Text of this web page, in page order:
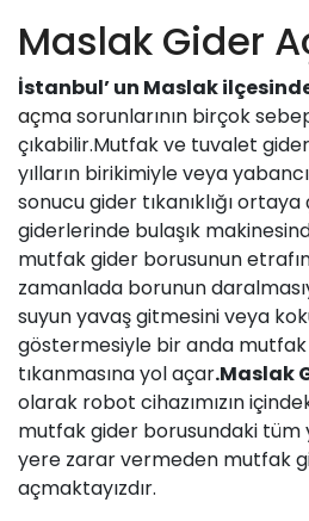
Maslak Gider
İstanbul’ un Maslak
açmasorunlarının birçok
çıkabilir.Mutfak ve tuvalet
yılların birikimiyle veya
sonucu gider tıkanıklığı
giderlerinde bulaşık
mutfak gider borusunun
zamanlada borunun
suyun yavaş gitmesini veya
göstermesiyle bir anda
tıkanmasına yol açar.Maslak
olarak robot cihazımızın
mutfak gider borusundaki tüm
yere zarar vermeden mutfak
açmaktayızdır.